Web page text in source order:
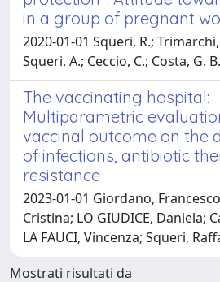
in a group of pregnant
2020-01-01 Squeri, R.; Trimarchi,
Squeri, A.; Ceccio, C.; Costa, G.
The vaccinating hospital:
Multiparametric
vaccinal outcome on the
of infections, antibiotic
resistance
2023-01-01 Giordano,
Cristina; LO GIUDICE, Daniela;
LA FAUCI, Vincenza; Squeri,
Mostrati risultati da